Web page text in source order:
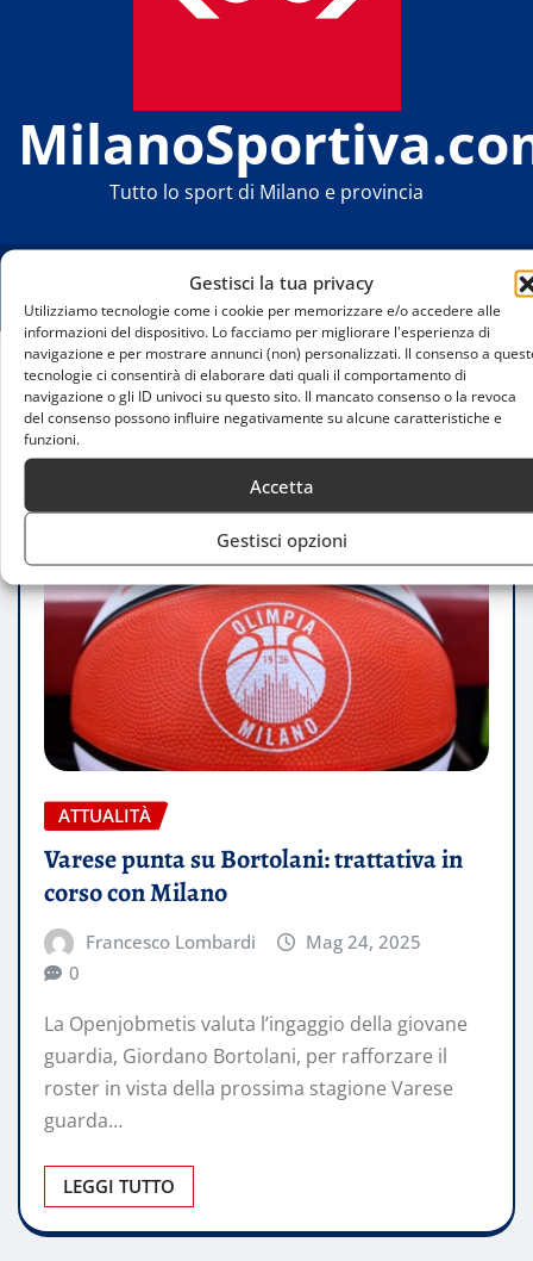
Gestisci la tua privacy
Utilizziamo tecnologie come i cookie per memorizzare e/o accedere alle
informazioni del dispositivo. Lo facciamo per migliorare l'esperienza di
navigazione e per mostrare annunci (non) personalizzati. Il consenso a
tecnologie ci consentirà di elaborare dati quali il comportamento di
navigazione o gli ID univoci su questo sito. Il mancato consenso o la revoca
del consenso possono influire negativamente su alcune caratteristiche e
funzioni.
Accetta
Gestisci opzioni
Tutto lo sport di Milano e provincia
Home
Varese punta su Bortolani: trattativa in corso con
Milano
ATTUALITÀ
Varese punta su Bortolani: trattativa in
corso con Milano
Francesco Lombardi
Mag 24, 2025
0
La Openjobmetis valuta l’ingaggio della giovane
guardia, Giordano Bortolani, per rafforzare il
roster in vista della prossima stagione Varese
guarda…
LEGGI TUTTO